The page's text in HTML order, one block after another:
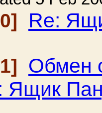
Re:
Обмен
Ящик